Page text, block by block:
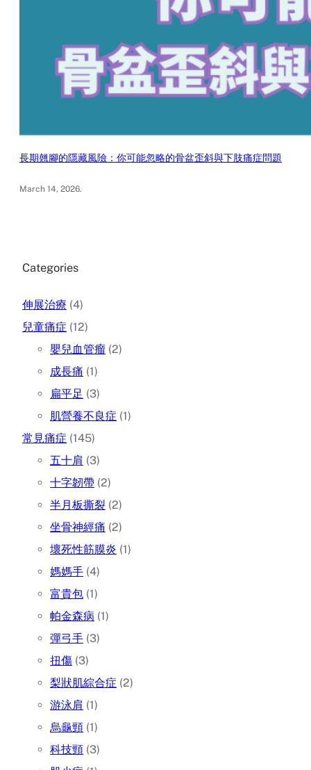
長期翹腳的隱藏風險：你可能忽略的骨盆歪斜與下肢痛症問題
March 14, 2026.
Categories
伸展治療 (4)
兒童痛症 (12)
嬰兒血管瘤 (2)
成長痛 (1)
扁平足 (3)
肌營養不良症 (1)
常見痛症 (145)
五十肩 (3)
十字韌帶 (2)
半月板撕裂 (2)
坐骨神經痛 (2)
壞死性筋膜炎 (1)
媽媽手 (4)
富貴包 (1)
帕金森病 (1)
彈弓手 (3)
扭傷 (3)
梨狀肌綜合症 (2)
游泳肩 (1)
烏龜頸 (1)
科技頸 (3)